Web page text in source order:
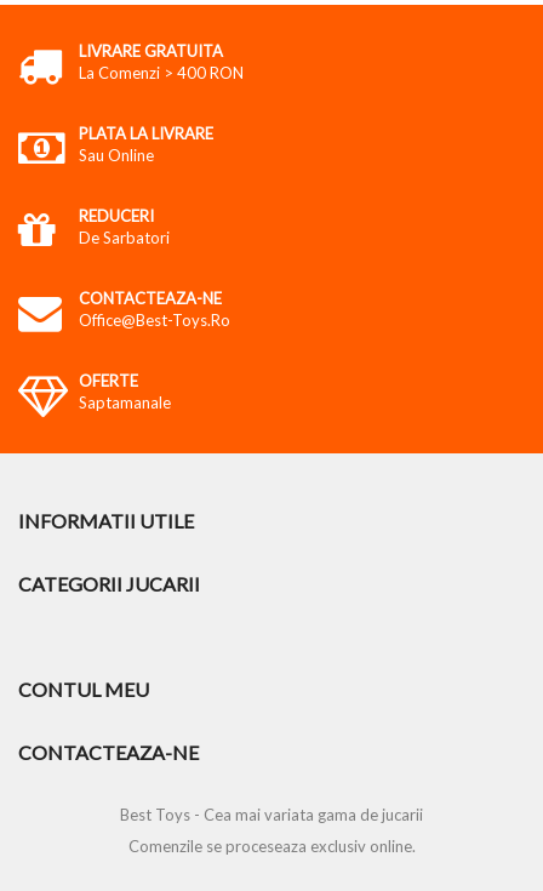
LIVRARE GRATUITA
La Comenzi > 400 RON
PLATA LA LIVRARE
Sau Online
REDUCERI
De Sarbatori
CONTACTEAZA-NE
Office@best-Toys.ro
OFERTE
Saptamanale
INFORMATII UTILE
CATEGORII JUCARII
CONTUL MEU
CONTACTEAZA-NE
Best Toys - Cea mai variata gama de jucarii
Comenzile se proceseaza exclusiv online.